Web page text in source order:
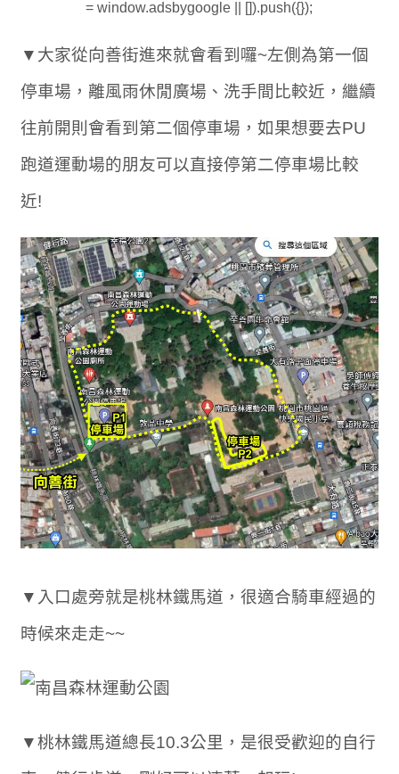
= window.adsbygoogle || []).push({});
▼大家從向善街進來就會看到囉~左側為第一個
停車場，離風雨休閒廣場、洗手間比較近，繼續
往前開則會看到第二個停車場，如果想要去PU
跑道運動場的朋友可以直接停第二停車場比較
近!
▼入口處旁就是桃林鐵馬道，很適合騎車經過的
時候來走走~~
▼桃林鐵馬道總長10.3公里，是很受歡迎的自行